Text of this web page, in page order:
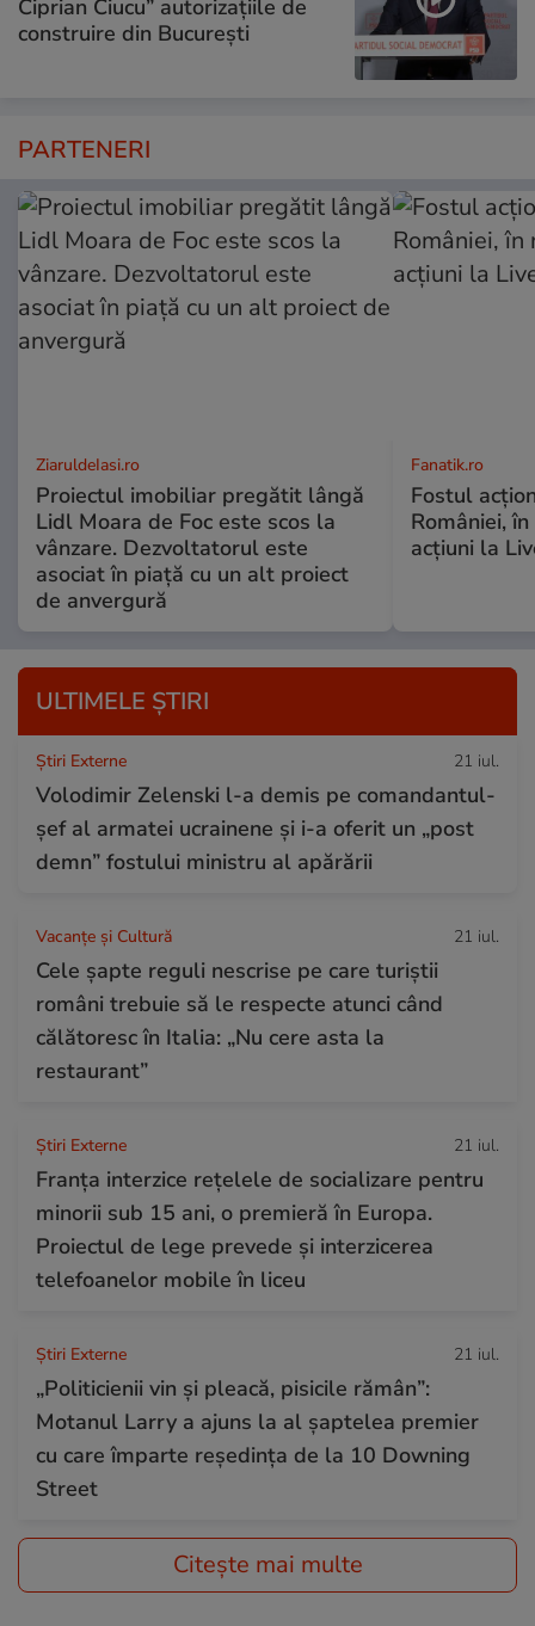
Ciprian Ciucu” autorizațiile de
construire din București
PARTENERI
ZiaruldeIasi.ro
Proiectul imobiliar pregătit lângă
Lidl Moara de Foc este scos la
vânzare. Dezvoltatorul este
asociat în piață cu un alt proiect
de anvergură
Fanatik.ro
Fostul
României,
acțiuni la
ULTIMELE ȘTIRI
Știri Externe 21 iul.
Volodimir Zelenski l-a demis pe comandantul-
șef al armatei ucrainene și i-a oferit un „post
demn” fostului ministru al apărării
Vacanțe și Cultură 21 iul.
Cele șapte reguli nescrise pe care turiștii
români trebuie să le respecte atunci când
călătoresc în Italia: „Nu cere asta la
restaurant”
Știri Externe 21 iul.
Franța interzice rețelele de socializare pentru
minorii sub 15 ani, o premieră în Europa.
Proiectul de lege prevede şi interzicerea
telefoanelor mobile în liceu
Știri Externe 21 iul.
„Politicienii vin și pleacă, pisicile rămân”:
Motanul Larry a ajuns la al șaptelea premier
cu care împarte reședința de la 10 Downing
Street
Citește mai multe